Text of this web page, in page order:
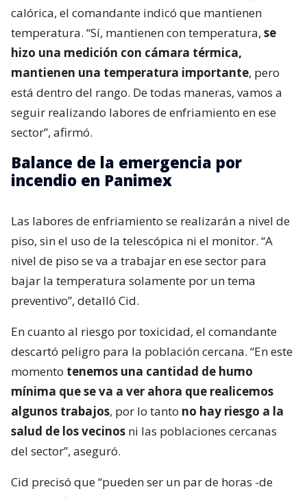
calórica, el comandante indicó que mantienen
temperatura. “Sí, mantienen con temperatura, se
hizo una medición con cámara térmica,
mantienen una temperatura importante, pero
está dentro del rango. De todas maneras, vamos a
seguir realizando labores de enfriamiento en ese
sector”, afirmó.
Balance de la emergencia por
incendio en Panimex
Las labores de enfriamiento se realizarán a nivel de
piso, sin el uso de la telescópica ni el monitor. “A
nivel de piso se va a trabajar en ese sector para
bajar la temperatura solamente por un tema
preventivo”, detalló Cid.
En cuanto al riesgo por toxicidad, el comandante
descartó peligro para la población cercana. “En este
momento tenemos una cantidad de humo
mínima que se va a ver ahora que realicemos
algunos trabajos, por lo tanto no hay riesgo a la
salud de los vecinos ni las poblaciones cercanas
del sector”, aseguró.
Cid precisó que “pueden ser un par de horas -de